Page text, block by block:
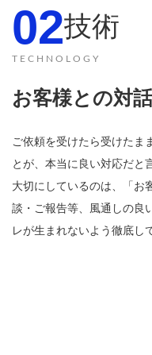
02技術
TECHNOLOGY
お客様との対
ご依頼を受けたら受けたま
とが、本当に良い対応だと
大切にしているのは、「お
談・ご報告等、風通しの良
レが生まれないよう徹底し